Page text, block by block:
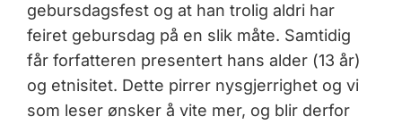
gebursdagsfest og at han trolig aldri har
feiret gebursdag på en slik måte. Samtidig
får forfatteren presentert hans alder (13 år)
og etnisitet. Dette pirrer nysgjerrighet og vi
som leser ønsker å vite mer, og blir derfor